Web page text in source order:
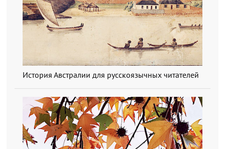
История Австралии для русскоязычных читателей